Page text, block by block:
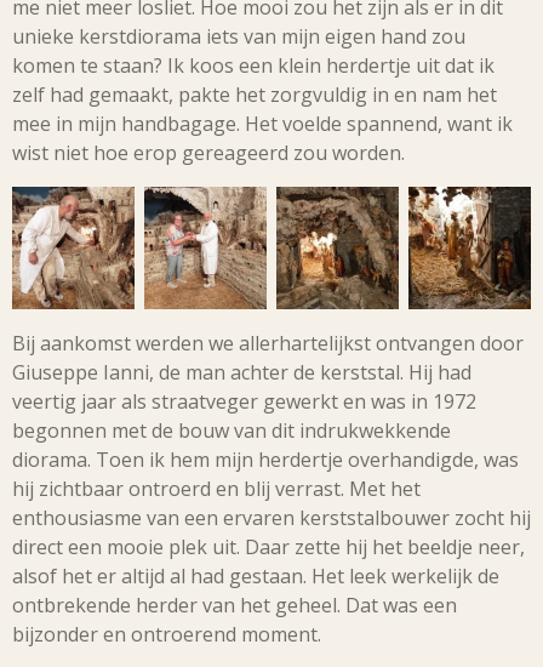
me niet meer losliet. Hoe mooi zou het zijn als er in dit
unieke kerstdiorama iets van mijn eigen hand zou
komen te staan? Ik koos een klein herdertje uit dat ik
zelf had gemaakt, pakte het zorgvuldig in en nam het
mee in mijn handbagage. Het voelde spannend, want ik
wist niet hoe erop gereageerd zou worden.
Bij aankomst werden we allerhartelijkst ontvangen door
Giuseppe Ianni, de man achter de kerststal. Hij had
veertig jaar als straatveger gewerkt en was in 1972
begonnen met de bouw van dit indrukwekkende
diorama. Toen ik hem mijn herdertje overhandigde, was
hij zichtbaar ontroerd en blij verrast. Met het
enthousiasme van een ervaren kerststalbouwer zocht hij
direct een mooie plek uit. Daar zette hij het beeldje neer,
alsof het er altijd al had gestaan. Het leek werkelijk de
ontbrekende herder van het geheel. Dat was een
bijzonder en ontroerend moment.